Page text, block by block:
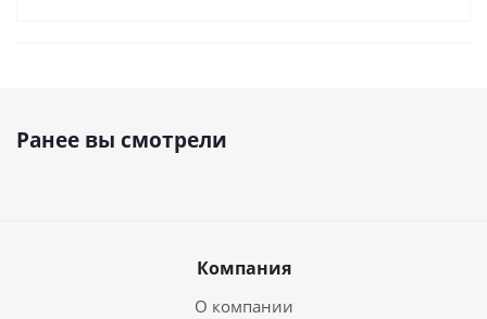
Ранее вы смотрели
Компания
О компании